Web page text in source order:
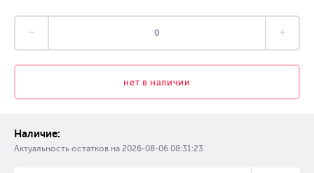
нет в наличии
Наличие:
Актуальность остатков на 2026-08-06 08:31:23